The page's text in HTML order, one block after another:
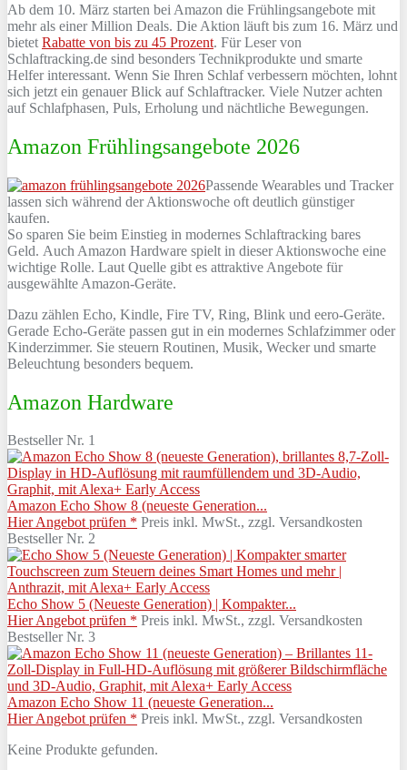
Ab dem 10. März starten bei Amazon die Frühlingsangebote mit
mehr als einer Million Deals. Die Aktion läuft bis zum 16. März und
bietet Rabatte von bis zu 45 Prozent. Für Leser von
Schlaftracking.de sind besonders Technikprodukte und smarte
Helfer interessant. Wenn Sie Ihren Schlaf verbessern möchten, lohnt
sich jetzt ein genauer Blick auf Schlaftracker. Viele Nutzer achten
auf Schlafphasen, Puls, Erholung und nächtliche Bewegungen.
Amazon Frühlingsangebote 2026
Passende Wearables und Tracker
lassen sich während der Aktionswoche oft deutlich günstiger
kaufen.
So sparen Sie beim Einstieg in modernes Schlaftracking bares
Geld. Auch Amazon Hardware spielt in dieser Aktionswoche eine
wichtige Rolle. Laut Quelle gibt es attraktive Angebote für
ausgewählte Amazon-Geräte.
Dazu zählen Echo, Kindle, Fire TV, Ring, Blink und eero-Geräte.
Gerade Echo-Geräte passen gut in ein modernes Schlafzimmer oder
Kinderzimmer. Sie steuern Routinen, Musik, Wecker und smarte
Beleuchtung besonders bequem.
Amazon Hardware
Bestseller Nr. 1
Amazon Echo Show 8 (neueste Generation...
Hier Angebot prüfen * Preis inkl. MwSt., zzgl. Versandkosten
Bestseller Nr. 2
Echo Show 5 (Neueste Generation) | Kompakter...
Hier Angebot prüfen * Preis inkl. MwSt., zzgl. Versandkosten
Bestseller Nr. 3
Amazon Echo Show 11 (neueste Generation...
Hier Angebot prüfen * Preis inkl. MwSt., zzgl. Versandkosten
Keine Produkte gefunden.